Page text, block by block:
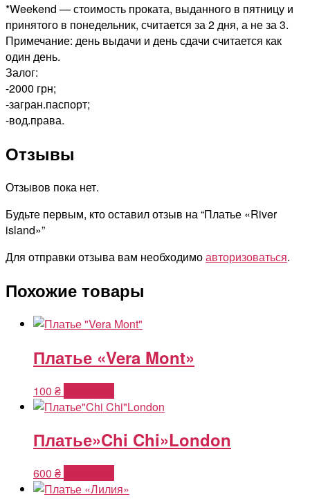
*Weekend — стоимость проката, выданного в пятницу и
принятого в понедельник, считается за 2 дня, а не за 3.
Примечание: день выдачи и день сдачи считается как
один день.
Залог:
-2000 грн;
-загран.паспорт;
-вод.права.
Отзывы
Отзывов пока нет.
Будьте первым, кто оставил отзыв на “Платье «River
island»”
Для отправки отзыва вам необходимоавторизоваться.
Похожие товары
Платье «Vera Mont»
100 ₴
Платье»Chi Chi»London
600 ₴